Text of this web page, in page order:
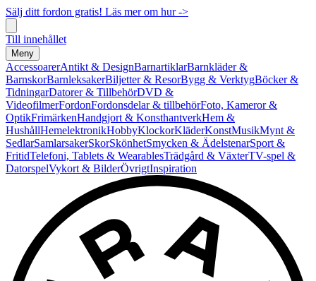
Sälj ditt fordon gratis! Läs mer om hur ->
Till innehållet
Meny
AccessoarerAntikt & DesignBarnartiklarBarnkläder &
BarnskorBarnleksakerBiljetter & ResorBygg & VerktygBöcker &
TidningarDatorer & TillbehörDVD &
VideofilmerFordonFordonsdelar & tillbehörFoto, Kameror &
OptikFrimärkenHandgjort & KonsthantverkHem &
HushållHemelektronikHobbyKlockorKläderKonstMusikMynt &
SedlarSamlarsakerSkorSkönhetSmycken & ÄdelstenarSport &
FritidTelefoni, Tablets & WearablesTrädgård & VäxterTV-spel &
DatorspelVykort & BilderÖvrigtInspiration